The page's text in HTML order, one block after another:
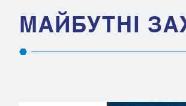
МАЙБУТНІ